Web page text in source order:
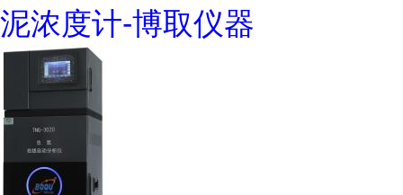
泥浓度计-博取仪器